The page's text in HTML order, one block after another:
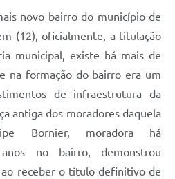
novo bairro do município de
(12), oficialmente, a titulação
municipal, existe há mais de
na formação do bairro era um
de infraestrutura da
antiga dos moradores daquela
Bornier, moradora há
no bairro, demonstrou
receber o título definitivo de